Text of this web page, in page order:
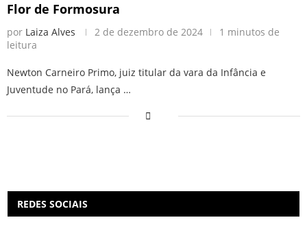
Flor de Formosura
por Laiza Alves 2 de dezembro de 2024
1 minutos de
leitura
Newton Carneiro Primo, juiz titular da vara da Infância e
Juventude no Pará, lança …
REDES SOCIAIS